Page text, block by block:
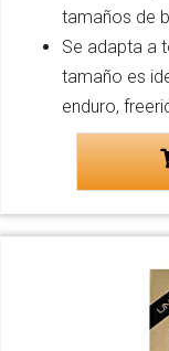
tamaños de
Se adapta a
tamaño es
enduro,